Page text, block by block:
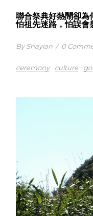
聯合祭典好熱鬧卻為
怕祖先迷路，怕誤會
By Snayian / 0
ceremony culture